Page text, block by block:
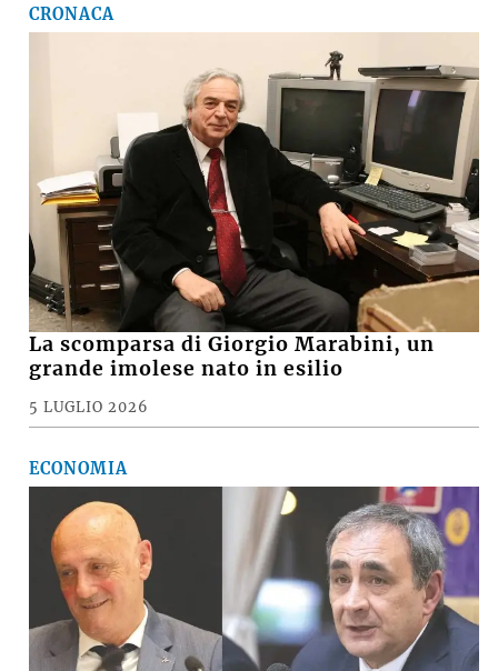
Commenti recenti
GINO CUCCATOsu
Ausl di Imola, robot chirurgico a mille, Poli della
Fondazione Crimola: «Continueremo a
sostenere il progetto»
VIDEO - Incendio nell'area della Recter a ridosso
della Stazione ecologica Hera di via Brenta
MARCOsu
Basket, il presidente della Virtus Davide Fiumi
lascia: «Ora potrà ambire a nuovi traguardi, ma
continuerò a essere un tifoso»
SUZANA
su
Crolla il muro di una casa abbandonata, grave
15enne